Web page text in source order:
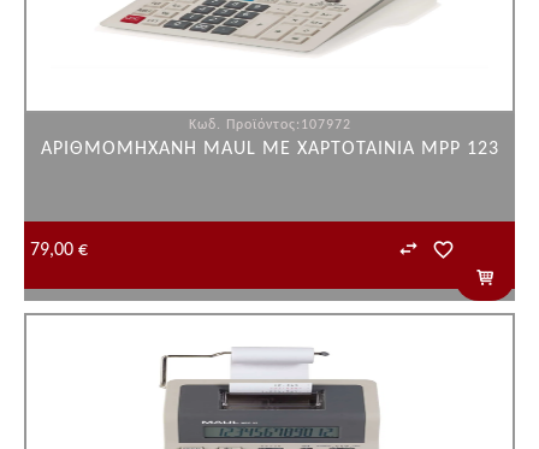
Κωδ. Προϊόντος:107972
ΑΡΙΘΜΟΜΗΧΑΝΗ MAUL ME ΧΑΡΤΟΤΑΙΝΙΑ MPP 123
79,00 €